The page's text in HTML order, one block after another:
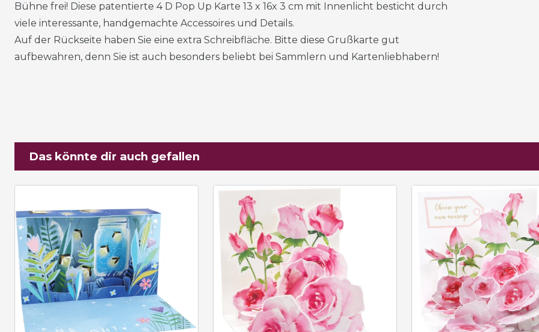
Bühne frei! Diese patentierte 4 D Pop Up Karte 13 x 16x 3 cm mit Innenlicht besticht durch
viele interessante, handgemachte Accessoires und Details.
Auf der Rückseite haben Sie eine extra Schreibfläche. Bitte diese Grußkarte gut
aufbewahren, denn Sie ist auch besonders beliebt bei Sammlern und Kartenliebhabern!
Das könnte dir auch gefallen